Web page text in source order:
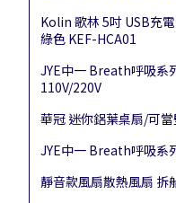
Kolin 歌林 5吋 USB充
綠色 KEF-HCA01
JYE中一 Breath呼吸系
110V/220V
華冠 迷你鋁葉桌扇/可
JYE中一 Breath呼吸系
靜音款風扇散熱風扇 拆